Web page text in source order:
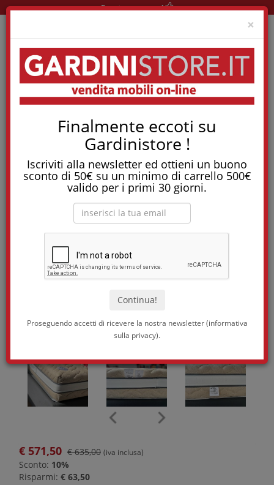
×
Finalmente eccoti su
Gardinistore !
Iscriviti alla newsletter ed ottieni un buono
sconto di 50€ su un minimo di carrello 500€
valido per i primi 30 giorni.
Proseguendo accetti di ricevere la nostra newsletter (informativa
sulla privacy).
Pronta consegna!
Materasso Benessere Anallergico, Antiacaro E Sfoderabile
Tostapane, tritatutto, aspirapolvere, friggitrice
e molti altri Elettrodomestici!
Materasso Benessere anallergico, antiacaro
e sfoderabile
€ 571,50 € 635,00 (iva inclusa)
Sconto: 10%
Risparmi: € 63,50